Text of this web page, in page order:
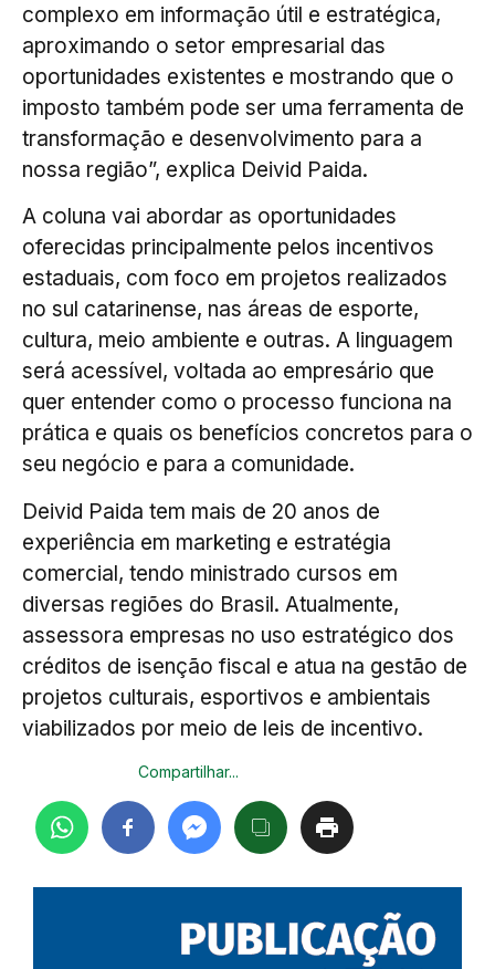
complexo em informação útil e estratégica,
aproximando o setor empresarial das
oportunidades existentes e mostrando que o
imposto também pode ser uma ferramenta de
transformação e desenvolvimento para a
nossa região”, explica Deivid Paida.
A coluna vai abordar as oportunidades
oferecidas principalmente pelos incentivos
estaduais, com foco em projetos realizados
no sul catarinense, nas áreas de esporte,
cultura, meio ambiente e outras. A linguagem
será acessível, voltada ao empresário que
quer entender como o processo funciona na
prática e quais os benefícios concretos para o
seu negócio e para a comunidade.
Deivid Paida tem mais de 20 anos de
experiência em marketing e estratégia
comercial, tendo ministrado cursos em
diversas regiões do Brasil. Atualmente,
assessora empresas no uso estratégico dos
créditos de isenção fiscal e atua na gestão de
projetos culturais, esportivos e ambientais
viabilizados por meio de leis de incentivo.
Compartilhar...